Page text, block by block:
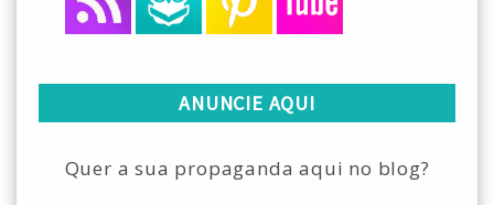
ANUNCIE AQUI
Quer a sua propaganda aqui no blog?